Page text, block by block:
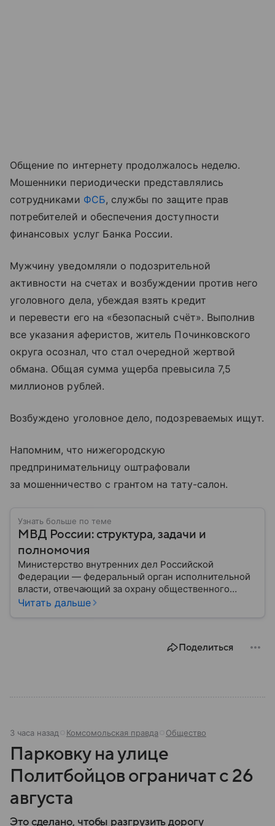
Общение по интернету продолжалось неделю.
Мошенники периодически представлялись
сотрудниками ФСБ, службы по защите прав
потребителей и обеспечения доступности
финансовых услуг Банка России.
Мужчину уведомляли о подозрительной
активности на счетах и возбуждении против него
уголовного дела, убеждая взять кредит
и перевести его на «безопасный счёт». Выполнив
все указания аферистов, житель Починковского
округа осознал, что стал очередной жертвой
обмана. Общая сумма ущерба превысила 7,5
миллионов рублей.
Возбуждено уголовное дело, подозреваемых ищут.
Напомним, что нижегородскую
предпринимательницу оштрафовали
за мошенничество с грантом на тату-салон.
Узнать больше по теме
МВД России: структура, задачи и
полномочия
Министерство внутренних дел Российской
Федерации — федеральный орган исполнительной
власти, отвечающий за охрану общественного
порядка, борьбу с преступностью, обеспечение
России, какие задачи выполняет министерство, как
Читать дальше
Поделиться
3 часа назад Комсомольская правда Общество
Парковку на улице
Политбойцов ограничат с 26
августа
Это сделано, чтобы разгрузить дорогу